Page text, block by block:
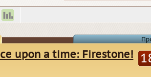
upon a time: Firestone!